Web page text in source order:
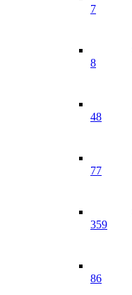
7
8
48
77
359
86